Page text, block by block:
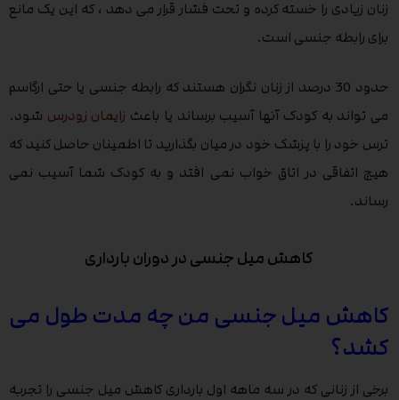
زنان زیادی را خسته کرده و تحت فشار قرار می دهد ، که این یک مانع
برای رابطه جنسی است.
حدود 30 درصد از زنان نگران هستند که رابطه جنسی یا حتی ارگاسم
می تواند به کودک آنها آسیب برساند یا باعث زایمان زودرس شود.
ترس خود را با پزشک خود در میان بگذارید تا اطمینان حاصل کنید که
هیچ اتفاقی در اتاق خواب نمی افتد و به کودک شما آسیب نمی
رساند.
کاهش میل جنسی در دوران بارداری
کاهش میل جنسی من چه مدت طول می
کشد؟
برخی از زنانی که در سه ماهه اول بارداری کاهش میل جنسی را تجربه